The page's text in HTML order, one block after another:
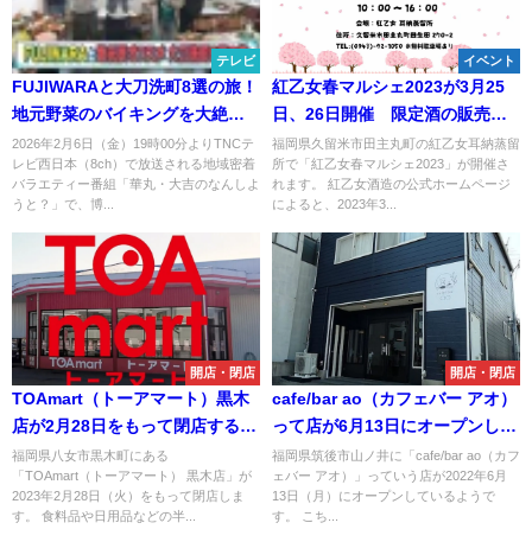
テレビ
FUJIWARAと大刀洗町8選の旅！
地元野菜のバイキングを大絶賛
「華丸・大吉のなんしよう
と？」2月6日放送
2026年2月6日（金）19時00分よりTNCテ
レビ西日本（8ch）で放送される地域密着
バラエティー番組「華丸・大吉のなんしよ
うと？」で、博...
イベント
紅乙女春マルシェ2023が3月25
日、26日開催 限定酒の販売や
キッズコーナーなどイベント盛
りだくさん！（久留米市）
福岡県久留米市田主丸町の紅乙女耳納蒸留
所で「紅乙女春マルシェ2023」が開催さ
れます。 紅乙女酒造の公式ホームページ
によると、2023年3...
開店・閉店
TOAmart（トーアマート）黒木
店が2月28日をもって閉店するみ
たい。1年足らずで撤退
福岡県八女市黒木町にある
「TOAmart（トーアマート） 黒木店」が
2023年2月28日（火）をもって閉店しま
す。 食料品や日用品などの半...
開店・閉店
cafe/bar ao（カフェバー アオ）
って店が6月13日にオープンして
るみたい。筑後市
福岡県筑後市山ノ井に「cafe/bar ao（カフ
ェバー アオ）」っていう店が2022年6月
13日（月）にオープンしているようで
す。 こち...